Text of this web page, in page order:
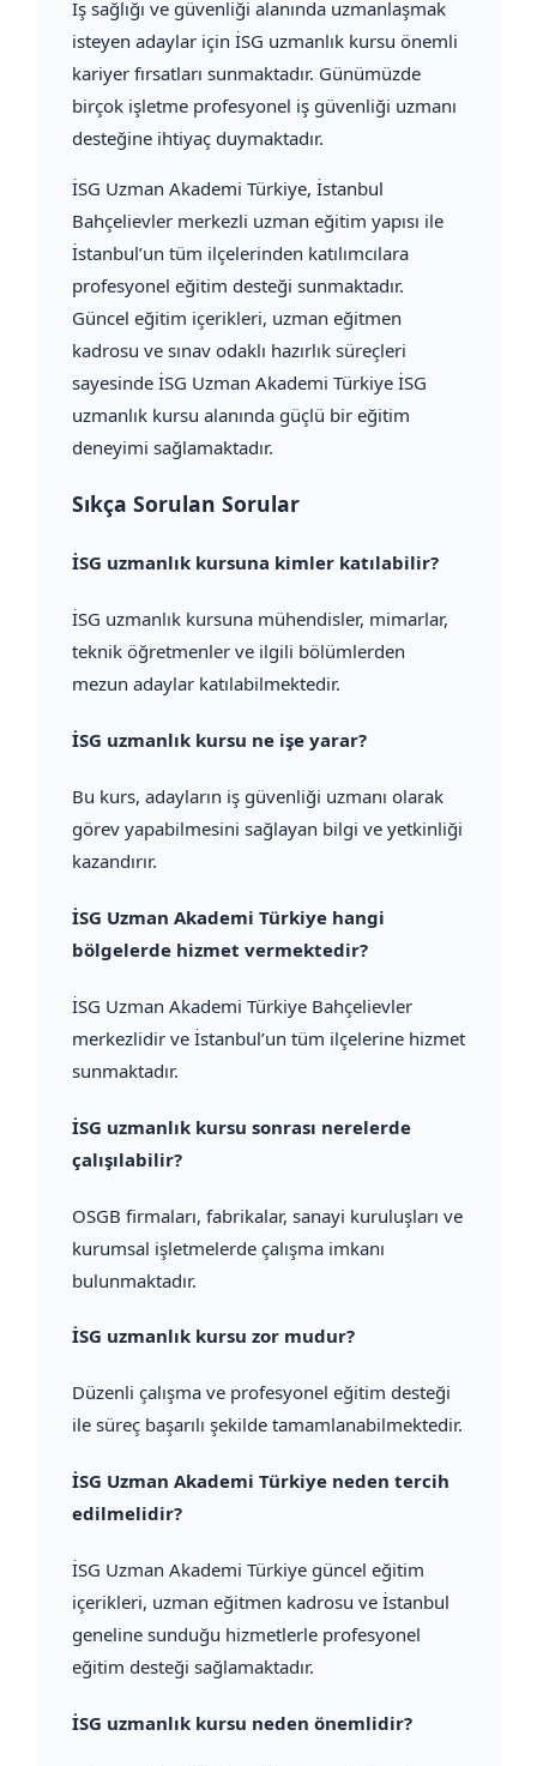
İş sağlığı ve güvenliği alanında uzmanlaşmak
isteyen adaylar için İSG uzmanlık kursu önemli
kariyer fırsatları sunmaktadır. Günümüzde
birçok işletme profesyonel iş güvenliği uzmanı
desteğine ihtiyaç duymaktadır.
İSG Uzman Akademi Türkiye, İstanbul
Bahçelievler merkezli uzman eğitim yapısı ile
İstanbul’un tüm ilçelerinden katılımcılara
profesyonel eğitim desteği sunmaktadır.
Güncel eğitim içerikleri, uzman eğitmen
kadrosu ve sınav odaklı hazırlık süreçleri
sayesinde İSG Uzman Akademi Türkiye İSG
uzmanlık kursu alanında güçlü bir eğitim
deneyimi sağlamaktadır.
Sıkça Sorulan Sorular
İSG uzmanlık kursuna kimler katılabilir?
İSG uzmanlık kursuna mühendisler, mimarlar,
teknik öğretmenler ve ilgili bölümlerden
mezun adaylar katılabilmektedir.
İSG uzmanlık kursu ne işe yarar?
Bu kurs, adayların iş güvenliği uzmanı olarak
görev yapabilmesini sağlayan bilgi ve yetkinliği
kazandırır.
İSG Uzman Akademi Türkiye hangi
bölgelerde hizmet vermektedir?
İSG Uzman Akademi Türkiye Bahçelievler
merkezlidir ve İstanbul’un tüm ilçelerine hizmet
sunmaktadır.
İSG uzmanlık kursu sonrası nerelerde
çalışılabilir?
OSGB firmaları, fabrikalar, sanayi kuruluşları ve
kurumsal işletmelerde çalışma imkanı
bulunmaktadır.
İSG uzmanlık kursu zor mudur?
Düzenli çalışma ve profesyonel eğitim desteği
ile süreç başarılı şekilde tamamlanabilmektedir.
İSG Uzman Akademi Türkiye neden tercih
edilmelidir?
İSG Uzman Akademi Türkiye güncel eğitim
içerikleri, uzman eğitmen kadrosu ve İstanbul
geneline sunduğu hizmetlerle profesyonel
eğitim desteği sağlamaktadır.
İSG uzmanlık kursu neden önemlidir?